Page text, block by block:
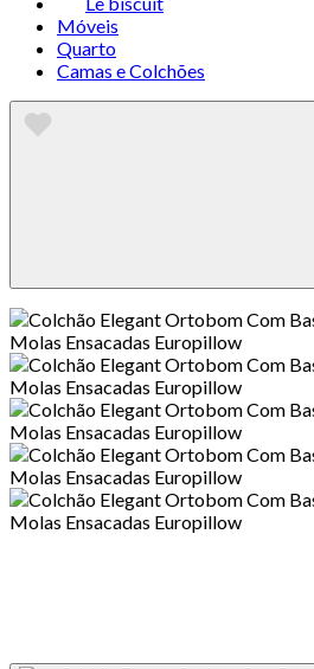
Móveis
Quarto
Camas e Colchões